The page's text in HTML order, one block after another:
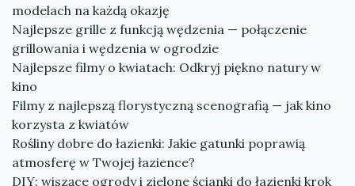
modelach na każdą okazję
Najlepsze grille z funkcją wędzenia — połączenie
grillowania i wędzenia w ogrodzie
Najlepsze filmy o kwiatach: Odkryj piękno natury w
kino
Filmy z najlepszą florystyczną scenografią — jak kino
korzysta z kwiatów
Rośliny dobre do łazienki: Jakie gatunki poprawią
atmosferę w Twojej łazience?
DIY: wiszące ogrody i zielone ścianki do łazienki krok